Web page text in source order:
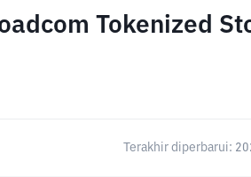
Tokenized
Terakhir diperbarui: